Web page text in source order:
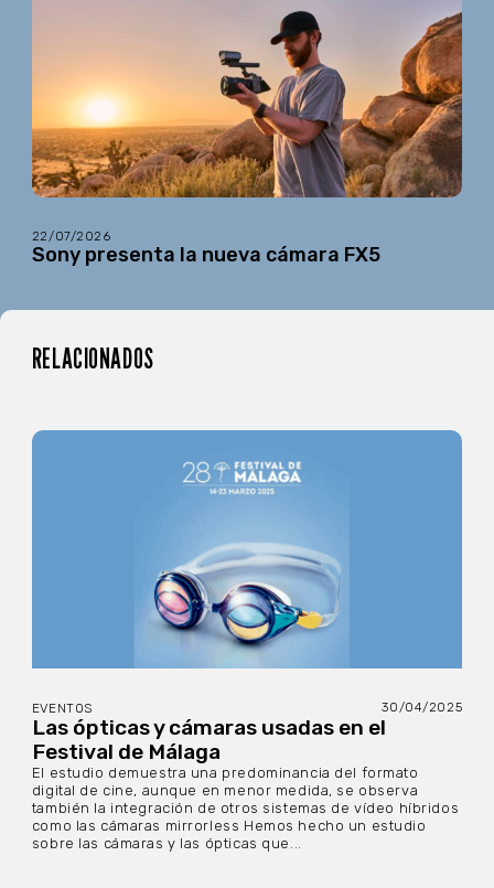
22/07/2026
Sony presenta la nueva cámara FX5
RELACIONADOS
EVENTOS 30/04/2025
Las ópticas y cámaras usadas en el
Festival de Málaga
El estudio demuestra una predominancia del formato
digital de cine, aunque en menor medida, se observa
también la integración de otros sistemas de vídeo híbridos
como las cámaras mirrorless Hemos hecho un estudio
sobre las cámaras y las ópticas que...